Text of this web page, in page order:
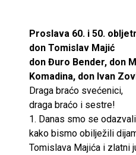
Proslava 60. i 50.
don Tomislav Majić
don Đuro Bender, don
Komadina, don Ivan
Draga braćo svećenici,
draga braćo i sestre!
1. Danas smo se
kako bismo obilježili
Tomislava Majića i zlatni